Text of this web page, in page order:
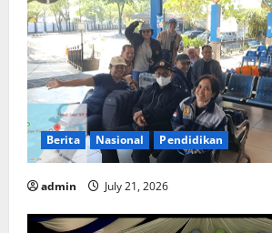
Berita Nasional Pendidikan
admin July 21, 2026